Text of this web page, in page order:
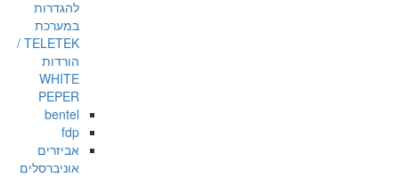
להגדרות
במערכת
TELETEK /
הורדות
WHITE
PEPER
bentel
fdp
אביזרים
אוניברסלים